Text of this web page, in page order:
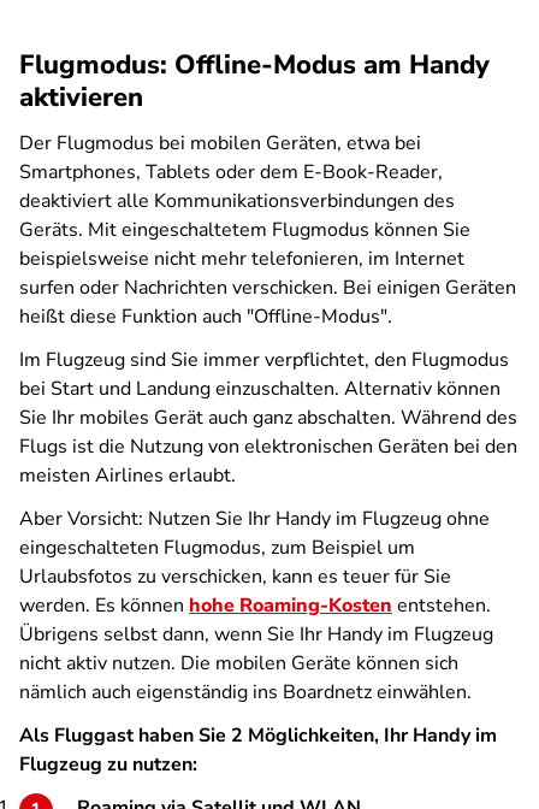
Flugmodus: Offline-Modus am Handy
aktivieren
Der Flugmodus bei mobilen Geräten, etwa bei
Smartphones, Tablets oder dem E-Book-Reader,
deaktiviert alle Kommunikationsverbindungen des
Geräts. Mit eingeschaltetem Flugmodus können Sie
beispielsweise nicht mehr telefonieren, im Internet
surfen oder Nachrichten verschicken. Bei einigen Geräten
heißt diese Funktion auch "Offline-Modus".
Im Flugzeug sind Sie immer verpflichtet, den Flugmodus
bei Start und Landung einzuschalten. Alternativ können
Sie Ihr mobiles Gerät auch ganz abschalten. Während des
Flugs ist die Nutzung von elektronischen Geräten bei den
meisten Airlines erlaubt.
Aber Vorsicht: Nutzen Sie Ihr Handy im Flugzeug ohne
eingeschalteten Flugmodus, zum Beispiel um
Urlaubsfotos zu verschicken, kann es teuer für Sie
werden. Es können hohe Roaming-Kosten entstehen.
Übrigens selbst dann, wenn Sie Ihr Handy im Flugzeug
nicht aktiv nutzen. Die mobilen Geräte können sich
nämlich auch eigenständig ins Boardnetz einwählen.
Als Fluggast haben Sie 2 Möglichkeiten, Ihr Handy im
Flugzeug zu nutzen: